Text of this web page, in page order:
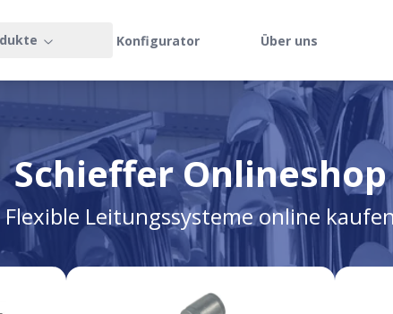
Konfigurator Über uns
Schieffer Onlineshop
Flexible Leitungssysteme online kaufen